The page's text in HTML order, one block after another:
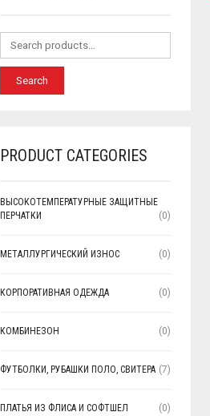
Search
PRODUCT CATEGORIES
ВЫСОКОТЕМПЕРАТУРНЫЕ ЗАЩИТНЫЕ
ПЕРЧАТКИ
(0)
МЕТАЛЛУРГИЧЕСКИЙ ИЗНОС (0)
КОРПОРАТИВНАЯ ОДЕЖДА (0)
КОМБИНЕЗОН (0)
ФУТБОЛКИ, РУБАШКИ ПОЛО, СВИТЕРА (7)
ПЛАТЬЯ ИЗ ФЛИСА И СОФТШЕЛ (0)